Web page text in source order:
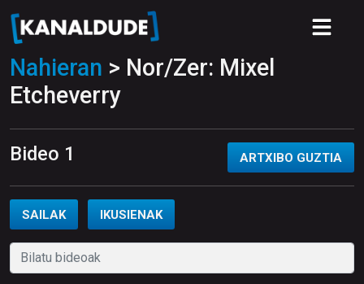
Nahieran > Nor/Zer: Mixel
Etcheverry
Bideo 1 ARTXIBO GUZTIA
SAILAK IKUSIENAK